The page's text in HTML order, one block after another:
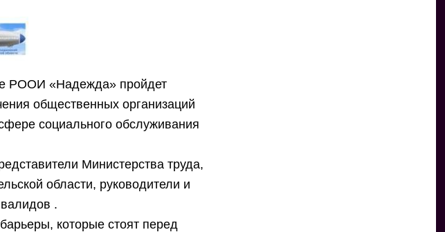
РООИ «Надежда» пройдет
общественных организаций
социального обслуживания
Министерства труда,
области, руководители и
.
которые стоят перед